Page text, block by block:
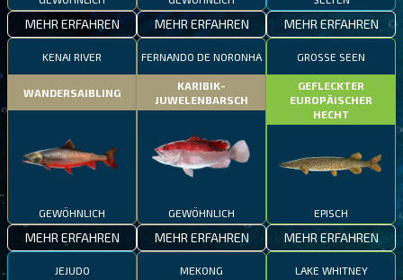
MEHR ERFAHREN MEHR ERFAHREN MEHR ERFAHREN
KENAI RIVER
WANDERSAIBLING
GEWÖHNLICH
MEHR ERFAHREN
FERNANDO DE NORONHA
KARIBIK-
JUWELENBARSCH
GEWÖHNLICH
MEHR ERFAHREN
GROSSE SEEN
GEFLECKTER
EUROPÄISCHER
HECHT
EPISCH
MEHR ERFAHREN
JEJUDO MEKONG LAKE WHITNEY